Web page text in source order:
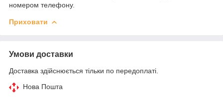
номером телефону.
Приховати
Умови доставки
Доставка здійснюється тільки по передоплаті.
Нова Пошта